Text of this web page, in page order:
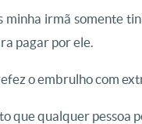
minha irmã somente
pagar por ele.
o embrulho com
que qualquer pessoa